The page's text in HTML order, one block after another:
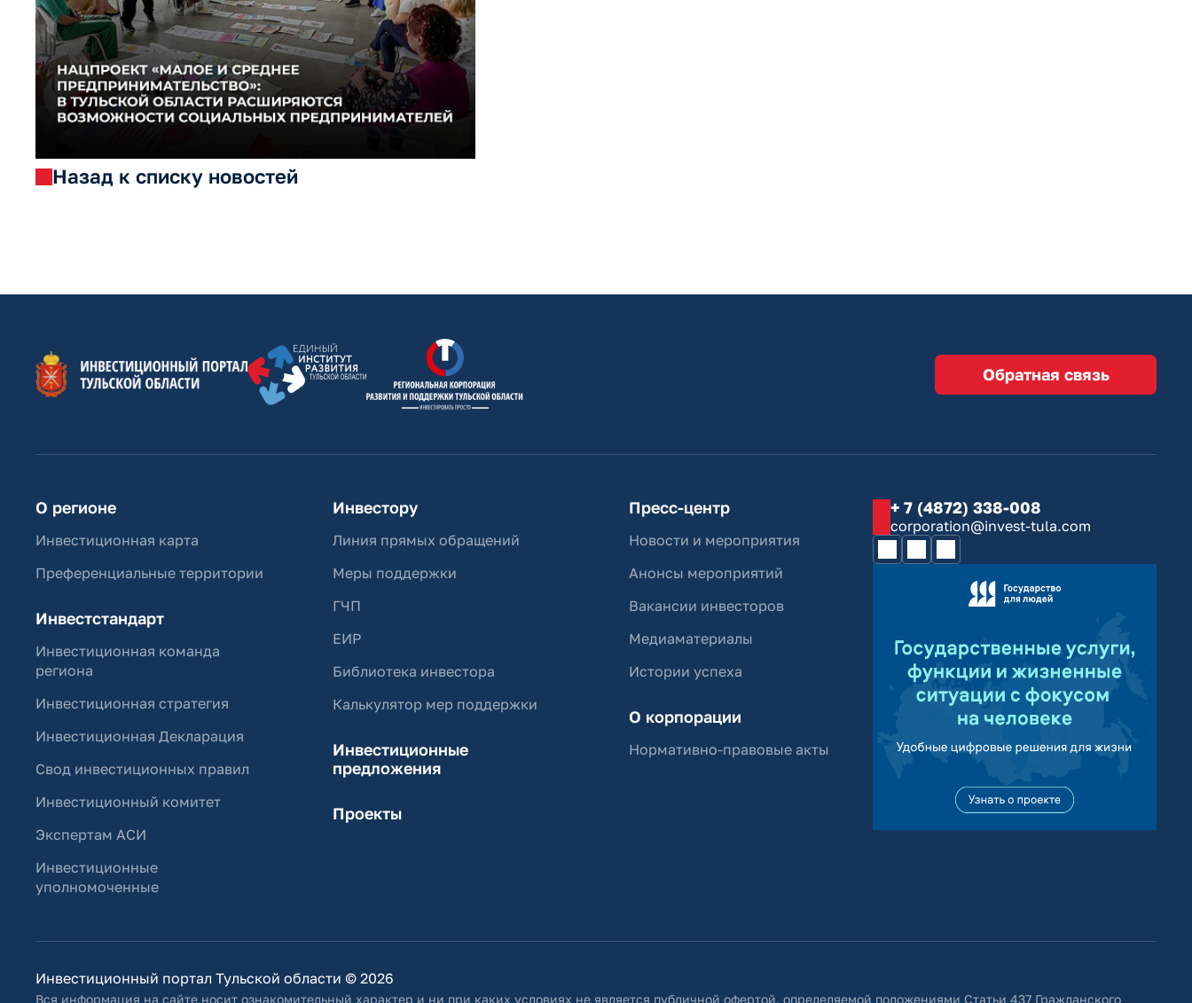
Назад к списку новостей
Обратная связь
О регионе
Инвестиционная карта
Преференциальные территории
Инвестстандарт
Инвестиционная команда
региона
Инвестиционная стратегия
Инвестиционная Декларация
Свод инвестиционных правил
Инвестиционный комитет
Экспертам АСИ
Инвестиционные
уполномоченные
Инвестору
Линия прямых обращений
Меры поддержки
ГЧП
ЕИР
Библиотека инвестора
Калькулятор мер поддержки
Инвестиционные
предложения
Проекты
Пресс-центр
Новости и мероприятия
Анонсы мероприятий
Вакансии инвесторов
Медиаматериалы
Истории успеха
О корпорации
Нормативно-правовые акты
+ 7 (4872) 338-008
corporation@invest-tula.com
Инвестиционный портал Тульской области © 2026
Вся информация на сайте носит ознакомительный характер и ни при каких условиях не является публичной офертой, определяемой положениями Статьи 437 Гражданского